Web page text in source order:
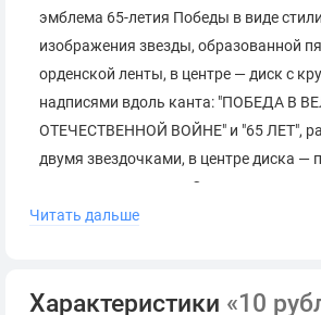
эмблема 65-летия Победы в виде
изображения звезды, образованной
орденской ленты, в центре — диск с
надписями вдоль канта: "ПОБЕДА В
ОТЕЧЕСТВЕННОЙ ВОЙНЕ" и "65 ЛЕТ",
двумя звездочками, в центре диска —
звезда знака ордена Славы.
Читать дальше
Характеристики «10